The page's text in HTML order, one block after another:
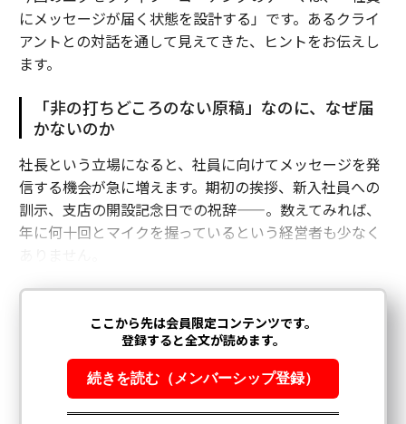
にメッセージが届く状態を設計する」です。あるクライ
アントとの対話を通して見えてきた、ヒントをお伝えし
ます。
「非の打ちどころのない原稿」なのに、なぜ届
かないのか
社長という立場になると、社員に向けてメッセージを発
信する機会が急に増えます。期初の挨拶、新入社員への
訓示、支店の開設記念日での祝辞——。数えてみれば、
年に何十回とマイクを握っているという経営者も少なく